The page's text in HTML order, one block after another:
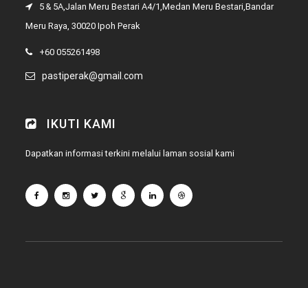
5 & 5A,Jalan Meru Bestari A4/1,Medan Meru Bestari,Bandar
Meru Raya, 30020 Ipoh Perak
+60 055261498
pastiperak@gmail.com
IKUTI KAMI
Dapatkan informasi terkini melalui laman sosial kami